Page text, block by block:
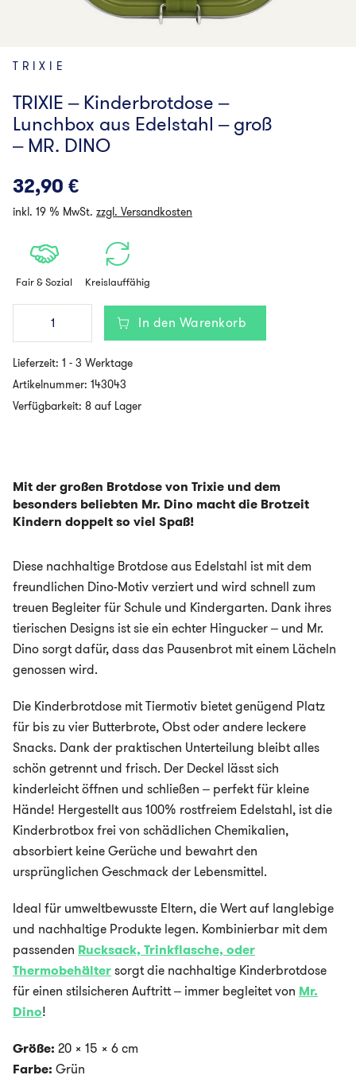
TRIXIE
TRIXIE – Kinderbrotdose –
Lunchbox aus Edelstahl – groß
– MR. DINO
32,90 €
inkl. 19 % MwSt. zzgl. Versandkosten
Fair & Sozial Kreislauffähig
TRIXIE
Kinderbrotdose
Lunchbox
aus
-
Menge
In den Warenkorb
Lieferzeit: 1 - 3 Werktage
Artikelnummer: 143043
Verfügbarkeit: 8 auf Lager
Mit der großen Brotdose von Trixie und dem
besonders beliebten Mr. Dino macht die Brotzeit
Kindern doppelt so viel Spaß!
Diese nachhaltige Brotdose aus Edelstahl ist mit dem
freundlichen Dino-Motiv verziert und wird schnell zum
treuen Begleiter für Schule und Kindergarten. Dank ihres
tierischen Designs ist sie ein echter Hingucker – und Mr.
Dino sorgt dafür, dass das Pausenbrot mit einem Lächeln
genossen wird.
Die Kinderbrotdose mit Tiermotiv bietet genügend Platz
für bis zu vier Butterbrote, Obst oder andere leckere
Snacks. Dank der praktischen Unterteilung bleibt alles
schön getrennt und frisch. Der Deckel lässt sich
kinderleicht öffnen und schließen – perfekt für kleine
Hände! Hergestellt aus 100% rostfreiem Edelstahl, ist die
Kinderbrotbox frei von schädlichen Chemikalien,
absorbiert keine Gerüche und bewahrt den
ursprünglichen Geschmack der Lebensmittel.
Ideal für umweltbewusste Eltern, die Wert auf langlebige
und nachhaltige Produkte legen. Kombinierbar mit dem
passenden Rucksack, Trinkflasche, oder
Thermobehältersorgt die nachhaltige Kinderbrotdose
für einen stilsicheren Auftritt – immer begleitet von Mr.
Dino!
Größe: 20 x 15 x 6 cm
Farbe: Grün